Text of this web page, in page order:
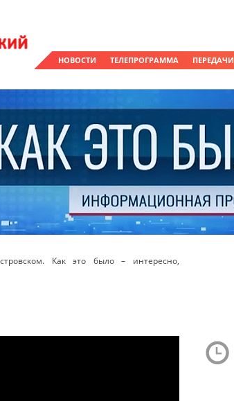
НОВОСТИ ТЕЛЕПРОГРАММА ПЕРЕДАЧИ
Как это было – интересно,